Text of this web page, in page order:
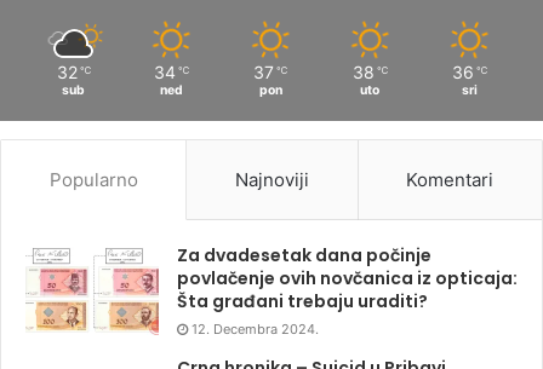
32 ℃
sub
34 ℃
ned
37 ℃
pon
38 ℃
uto
36 ℃
sri
Popularno Najnoviji Komentari
Za dvadesetak dana počinje
povlačenje ovih novčanica iz opticaja:
Šta građani trebaju uraditi?
12. Decembra 2024.